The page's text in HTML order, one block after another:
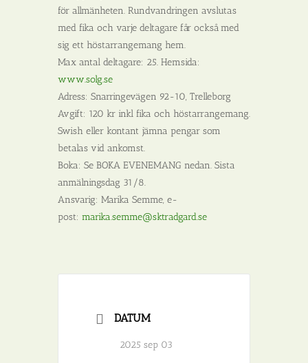
för allmänheten. Rundvandringen avslutas
med fika och varje deltagare får också med
sig ett höstarrangemang hem.
Max antal deltagare: 25. Hemsida:
www.solg.se
Adress: Snarringevägen 92-10, Trelleborg
Avgift: 120 kr inkl fika och höstarrangemang.
Swish eller kontant jämna pengar som
betalas vid ankomst.
Boka: Se BOKA EVENEMANG nedan. Sista
anmälningsdag 31/8.
Ansvarig: Marika Semme, e-
post: marika.semme@sktradgard.se
DATUM
2025 sep 03